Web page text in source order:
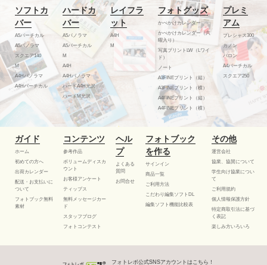
ソフトカ
バー
A5バーチカル
A5パノラマ
スクエア140
M
A4Hパノラマ
A4Hバーチカル
ハードカ
バー
A5パノラマ
A5バーチカル
M
A4H
A4Hパノラマ
ハードA4H光沢
ハードM光沢
レイフラ
ット
A4H
M
フォトグッズ
かべかけカレンダー
かべかけカレンダー（六
曜入り）
写真プリントLW（Lワイ
ド）
ノート
A3FINEプリント（縦）
A3FINEプリント（横）
A4FINEプリント（縦）
A4FINEプリント（横）
プレミ
アム
プレシャス300
カノン
バロン
A4バーチカル
スクエア250
ガイド
ホーム
初めての方へ
出荷カレンダー
配送・お支払いに
ついて
フォトブック無料
素材
コンテンツ
参考作品
ボリュームディスカ
ウント
お客様アンケート
ティップス
無料メッセージカー
ド
スタッフブログ
フォトコンテスト
ヘル
プ
よくある
質問
お問合せ
フォトブック
を作る
サインイン
商品一覧
ご利用方法
こだわり編集ソフトDL
編集ソフト機能比較表
その他
運営会社
協業、協賛について
学生向け協業につい
て
ご利用規約
個人情報保護方針
特定商取引法に基づ
く表記
楽しみ方いろいろ
フォトレボ公式SNSアカウントはこちら！